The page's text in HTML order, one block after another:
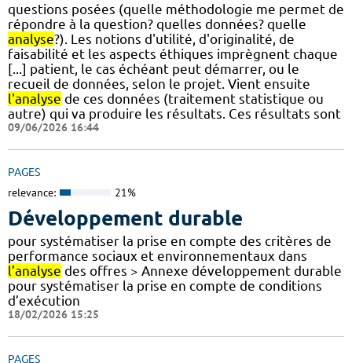
questions posées (quelle méthodologie me permet de
répondre à la question? quelles données? quelle
analyse?). Les notions d'utilité, d'originalité, de
faisabilité et les aspects éthiques imprègnent chaque
[...] patient, le cas échéant peut démarrer, ou le
recueil de données, selon le projet. Vient ensuite
l'analyse de ces données (traitement statistique ou
autre) qui va produire les résultats. Ces résultats sont
09/06/2026 16:44
PAGES
relevance: 21%
Développement durable
pour systématiser la prise en compte des critères de
performance sociaux et environnementaux dans
l’analyse des offres > Annexe développement durable
pour systématiser la prise en compte de conditions
d’exécution
18/02/2026 15:25
PAGES